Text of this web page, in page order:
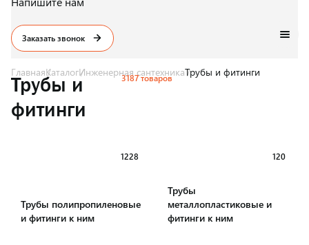
Заказать звонок
ГлавнаяКаталогИнженерная сантехникаТрубы и фитинги
Трубы и
фитинги
3187 товаров
Трубы полипропиленовые
и фитинги к ним
1228
Трубы
металлопластиковые и
фитинги к ним
120